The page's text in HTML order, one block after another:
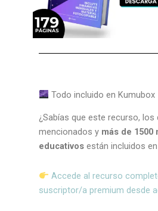
Todo incluido en Kumubox
¿Sabías que este recurso, los
mencionados y más de 1500
educativos están incluidos
Accede al recurso
suscriptor/a premium desde